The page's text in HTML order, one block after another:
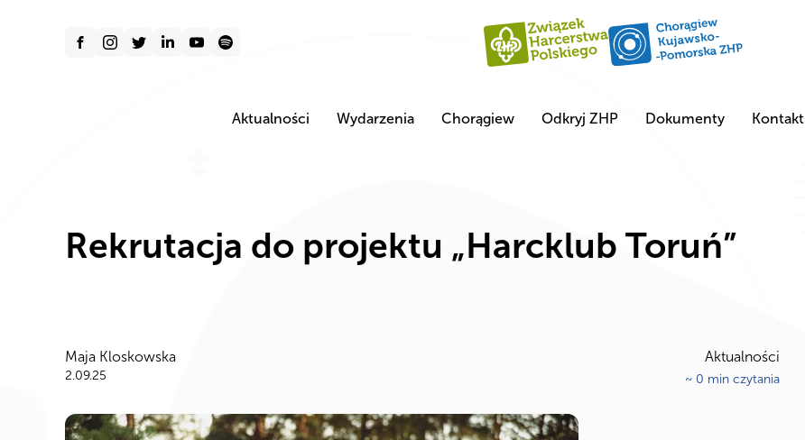
Aktualności Wydarzenia Chorągiew Odkryj ZHP Dokumenty Kontakt
Rekrutacja do projektu „Harcklub Toruń”
Maja Kloskowska
2.09.25
Aktualności
~ 0 min czytania